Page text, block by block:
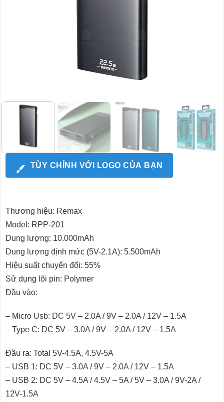
TÙY CHỈNH VỚI LOGO CỦA BẠN
Thương hiệu: Remax
Model: RPP-201
Dung lượng: 10.000mAh
Dung lượng định mức (5V-2.1A): 5.500mAh
Hiệu suất chuyển đổi: 55%
Sử dụng lõi pin: Polymer
Đầu vào:
– Micro Usb: DC 5V – 2.0A / 9V – 2.0A / 12V – 1.5A
– Type C: DC 5V – 3.0A / 9V – 2.0A / 12V – 1.5A
Đầu ra: Total 5V-4.5A, 4.5V-5A
– USB 1: DC 5V – 3.0A / 9V – 2.0A / 12V – 1.5A
– USB 2: DC 5V – 4.5A / 4.5V – 5A / 5V – 3.0A / 9V-2A /
12V-1.5A